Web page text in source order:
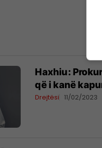
Haxhiu:
që i kanë
Drejtësi 11/02/2023